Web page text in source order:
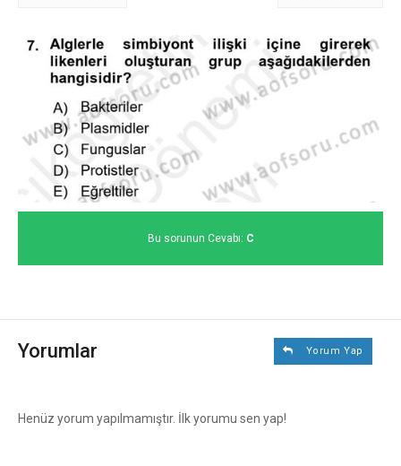
Bu sorunun Cevabı: C
Yorumlar Yorum Yap
Henüz yorum yapılmamıştır. İlk yorumu sen yap!